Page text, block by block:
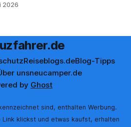
einer unserer letzten Reisen
2026
Reiseblogs.deBlog-Tipps
unsneucamper.de
by Ghost
sind, enthalten Werbung.
Link klickst und etwas kaufst, erhalten